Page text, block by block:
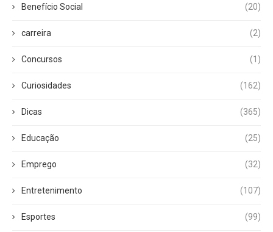
Benefício Social (20)
carreira (2)
Concursos (1)
Curiosidades (162)
Dicas (365)
Educação (25)
Emprego (32)
Entretenimento (107)
Esportes (99)